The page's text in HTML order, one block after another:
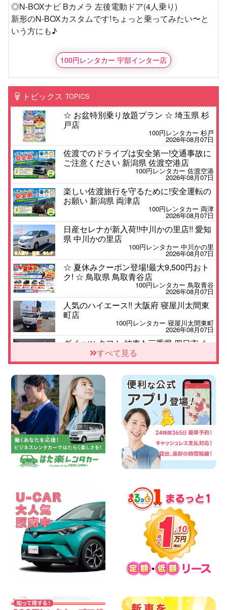
◎N-BOXナビ Bカメラ 左後電動ドア(4人乗り)
新形のN-BOXカスタムです!ちょっと乗ってみたい〜と
いう方にも♪
100円レンタカー 宇部インター店
トピックス TOPICS
☆ お盆特別乗り放題プラン ☆ 埼玉県 杉
戸店
100円レンタカー 杉戸
2026年08月07日
佐渡でのドライブは安全第一!交通事故に
ご注意ください 新潟県 佐渡空港店
100円レンタカー 佐渡空港
2026年08月07日
楽しい佐渡旅行を守るために!安全運転の
お願い 新潟県 両津店
100円レンタカー 両津
2026年08月07日
日産セレナが新入荷!!中川かの里店!! 愛知
県 中川かの里店
100円レンタカー 中川かの里
2026年08月07日
☆ 夏休みクーポン登場!最大9,500円おト
ク! ☆ 鳥取県 鳥取青谷店
100円レンタカー 鳥取青谷
2026年08月07日
人気のハイエース!! 大阪府 寝屋川太間東
町店
100円レンタカー 寝屋川太間東町
2026年08月07日
ダイハツ タフト 納車♪ 三重県 四日市イ
ンター店
100円レンタカー 四日市インター
夏季休暇のお知らせ 東京都 墨田両国店
100円レンタカー 墨田両国
2026年08月07日
三河安城店 8月後半のレンタカー予約は
お早めに♪ルーミーご予約受付中です! 愛
知県 三河安城店
100円レンタカー 三河安城
2026年08月07日
お盆シーズン空きあり!!100円レンタカー
夏季休暇のお知らせ 東京都 墨田文花店
100円レンタカー 墨田文花
2026年08月07日
8月 お盆休みのお知らせ 広島県 ベイシテ
ィ宇品店
100円レンタカー ベイシティ宇品
2026年08月07日
横浜弥生台店限定!!夏季特別キャンペーン
100円レンタカー 横浜弥生台
2026年08月07日
すべて見る